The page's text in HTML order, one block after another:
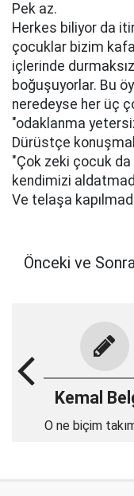
Pek az.
Herkes biliyor da
çocuklar bizim
içlerinde
boğuşuyorlar. Bu
neredeyse her üç
"odaklanma
Dürüstçe
"Çok zeki çocuk da
kendimizi
Ve telaşa
Önceki ve
Kemal
O ne biçim